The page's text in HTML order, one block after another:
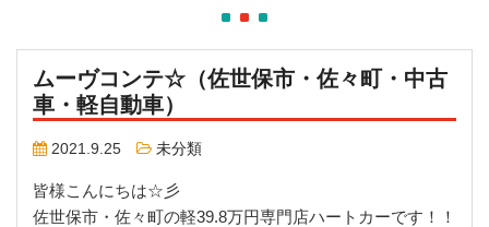
ムーヴコンテ☆（佐世保市・佐々町・中古
車・軽自動車）
2021.9.25 未分類
皆様こんにちは☆彡
佐世保市・佐々町の軽39.8万円専門店ハートカーです！！